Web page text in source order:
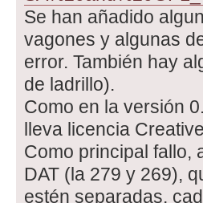
Se han añadido
vagones y algunas
error. También hay
de ladrillo).
Como en la versión
lleva licencia
Como principal fallo,
DAT (la 279 y 269),
estén separadas,